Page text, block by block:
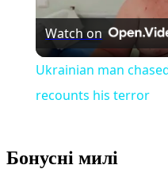
Watch on
Ukrainian man
recounts his terror
Бонусні милі